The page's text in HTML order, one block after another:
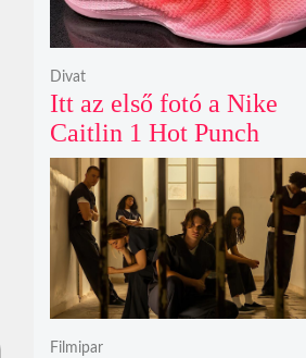
Itt az első fotó a Nike
Caitlin 1 Hot Punch
cipőjéről brutálisan ütős
színben
Divat
Filmipar